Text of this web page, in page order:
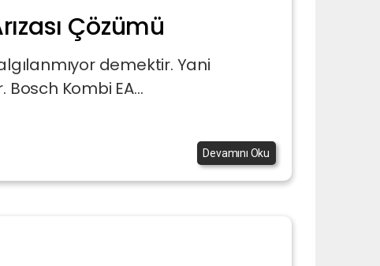
Çözümü
demektir. Yani
Bosch Kombi EA...
Devamını Oku